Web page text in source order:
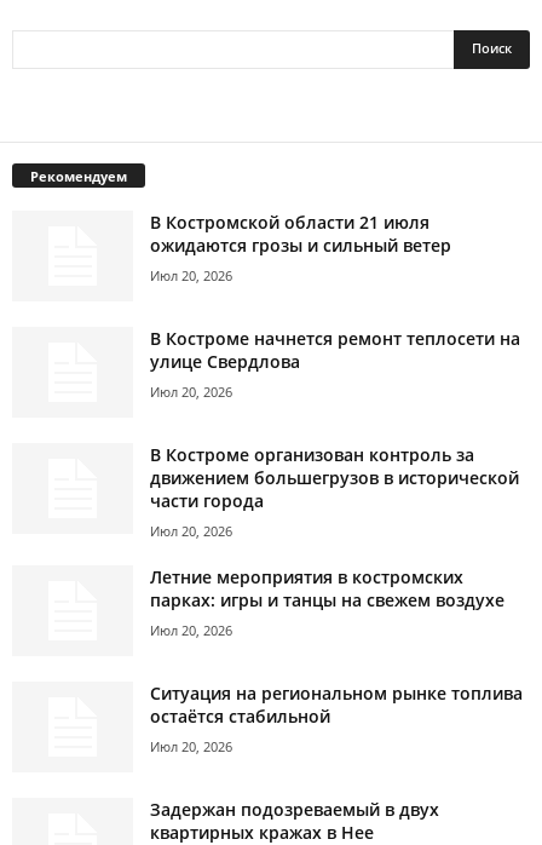
Рекомендуем
В Костромской области 21 июля
ожидаются грозы и сильный ветер
Июл 20, 2026
В Костроме начнется ремонт теплосети на
улице Свердлова
Июл 20, 2026
В Костроме организован контроль за
движением большегрузов в исторической
части города
Июл 20, 2026
Летние мероприятия в костромских
парках: игры и танцы на свежем воздухе
Июл 20, 2026
Ситуация на региональном рынке топлива
остаётся стабильной
Июл 20, 2026
Задержан подозреваемый в двух
квартирных кражах в Нее